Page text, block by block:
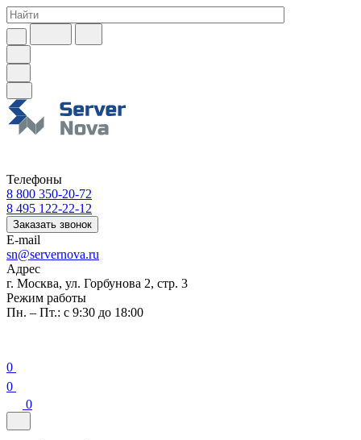
Телефоны
8 800 350-20-72
8 495 122-22-12
Заказать звонок
E-mail
sn@servernova.ru
Адрес
г. Москва, ул. Горбунова 2, стр. 3
Режим работы
Пн. – Пт.: с 9:30 до 18:00
0
0
0